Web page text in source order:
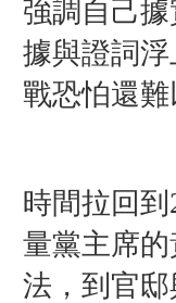
強調自己
據與證詞
戰恐怕還難
時間拉回
量黨主席
法，到官